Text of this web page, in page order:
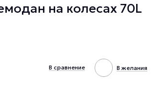
на колесах 70L
В сравнение В желания